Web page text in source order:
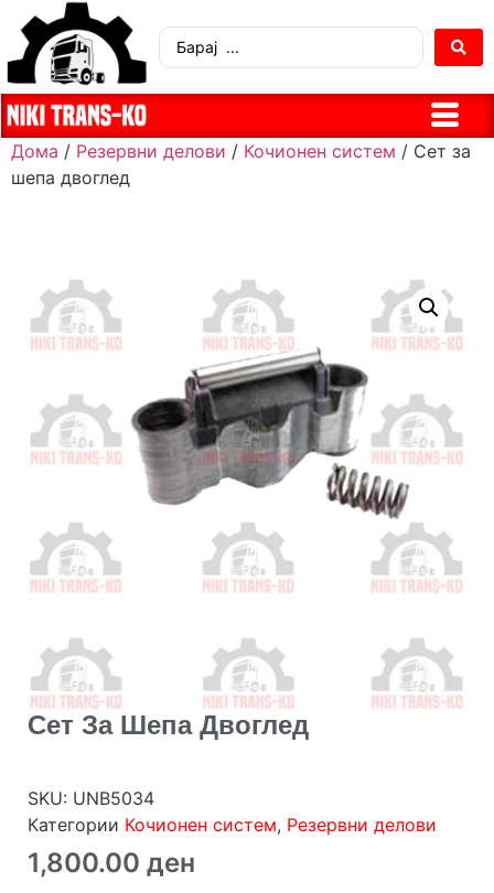
Дома / Резервни делови / Кочионен систем / Сет за
шепа двоглед
Сет За Шепа Двоглед
SKU: UNB5034
Категории Кочионен систем, Резервни делови
1,800.00 ден